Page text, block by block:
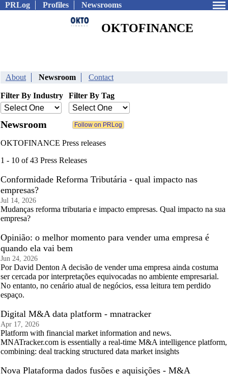
PRLog Profiles Newsrooms
OKTOFINANCE
About Newsroom Contact
Filter By Industry Filter By Tag
Newsroom
OKTOFINANCE Press releases
1 - 10 of 43 Press Releases
Conformidade Reforma Tributária - qual impacto nas
empresas?
Jul 14, 2026
Mudanças reforma tributaria e impacto empresas. Qual impacto na sua
empresa?
Opinião: o melhor momento para vender uma empresa é
quando ela vai bem
Jun 24, 2026
Por David Denton A decisão de vender uma empresa ainda costuma
ser cercada por interpretações equivocadas no ambiente empresarial.
No entanto, no cenário atual de negócios, essa leitura tem perdido
espaço.
Digital M&A data platform - mnatracker
Apr 17, 2026
Platform with financial market information and news.
MNATracker.com is essentially a real-time M&A intelligence platform,
combining: deal tracking structured data market insights
Nova Plataforma dados fusões e aquisições - M&A